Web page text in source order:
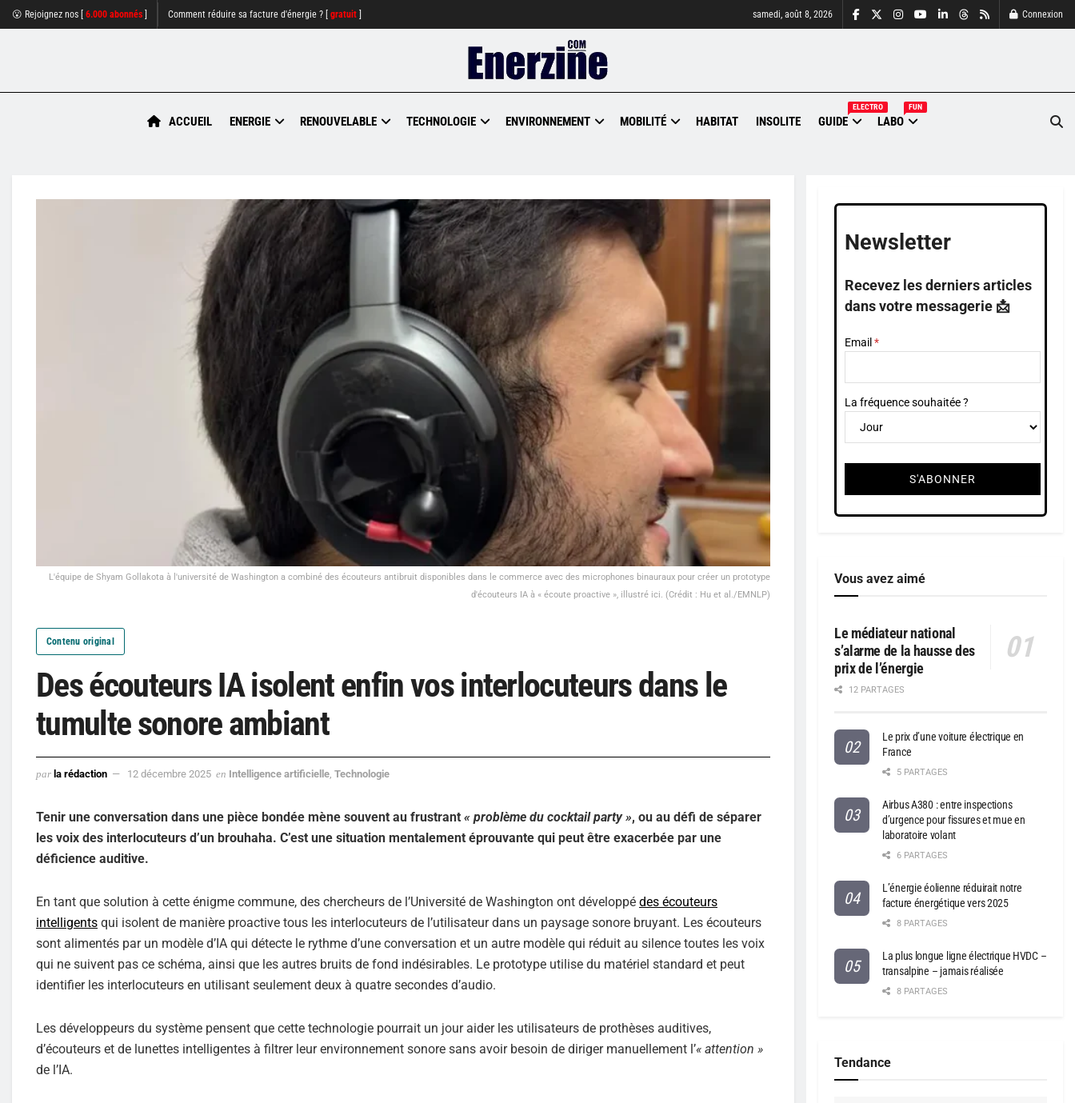
😮 Rejoignez nos [ 6.000 abonnés Comment réduire sa facture d'énergie ? [ gratuit samedi, août 8, 2026 Connexion
ACCUEIL ENERGIE RENOUVELABLE TECHNOLOGIE ENVIRONNEMENT MOBILITÉ HABITAT INSOLITE GUIDE
ELECTRO
LABO
FUN
L'équipe de Shyam Gollakota à l'université de Washington a combiné des écouteurs antibruit disponibles dans le commerce avec des microphones binauraux pour créer un prototype
d'écouteurs IA à « écoute proactive », illustré ici. (Crédit : Hu et al./EMNLP)
Contenu original
Des écouteurs IA isolent enfin vos interlocuteurs dans le
tumulte sonore ambiant
par la rédaction 12 décembre 2025 en Intelligence artificielle Technologie
Tenir une conversation dans une pièce bondée mène souvent au frustrant « problème du cocktail party », ou au défi de séparer
les voix des interlocuteurs d’un brouhaha. C’est une situation mentalement éprouvante qui peut être exacerbée par une
déficience auditive.
En tant que solution à cette énigme commune, des chercheurs de l’Université de Washington ont développé des écouteurs
intelligents qui isolent de manière proactive tous les interlocuteurs de l’utilisateur dans un paysage sonore bruyant. Les écouteurs
sont alimentés par un modèle d’IA qui détecte le rythme d’une conversation et un autre modèle qui réduit au silence toutes les voix
qui ne suivent pas ce schéma, ainsi que les autres bruits de fond indésirables. Le prototype utilise du matériel standard et peut
identifier les interlocuteurs en utilisant seulement deux à quatre secondes d’audio.
Les développeurs du système pensent que cette technologie pourrait un jour aider les utilisateurs de prothèses auditives,
d’écouteurs et de lunettes intelligentes à filtrer leur environnement sonore sans avoir besoin de diriger manuellement l’« attention »
de l’IA.
Newsletter
Recevez les derniers articles
dans votre messagerie 📩
Email
La fréquence souhaitée ?
Vous avez aimé
Le médiateur national
s’alarme de la hausse des
prix de l’énergie
12 PARTAGES
Le prix d’une voiture électrique en
France
5 PARTAGES
Airbus A380 : entre inspections
d’urgence pour fissures et mue en
laboratoire volant
6 PARTAGES
L’énergie éolienne réduirait notre
facture énergétique vers 2025
8 PARTAGES
La plus longue ligne électrique HVDC –
transalpine – jamais réalisée
8 PARTAGES
Tendance